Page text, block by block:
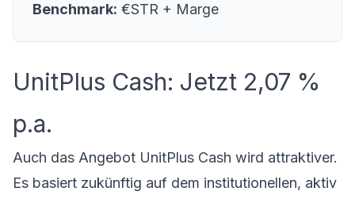
Benchmark: €STR + Marge
UnitPlus Cash: Jetzt 2,07 %
p.a.
Auch das Angebot UnitPlus Cash wird attraktiver.
Es basiert zukünftig auf dem institutionellen, aktiv